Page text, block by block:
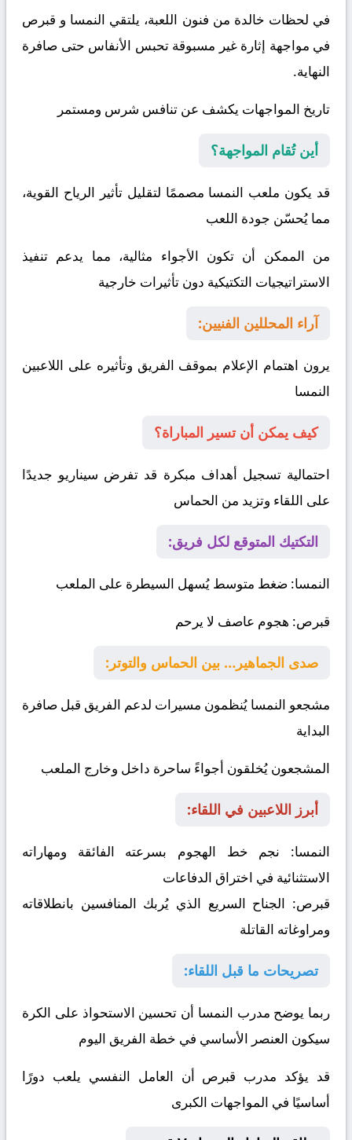
في لحظات خالدة من فنون اللعبة، يلتقي النمسا و قبرص
في مواجهة إثارة غير مسبوقة تحبس الأنفاس حتى صافرة
النهاية.
تاريخ المواجهات يكشف عن تنافس شرس ومستمر
أين تُقام المواجهة؟
قد يكون ملعب النمسا مصممًا لتقليل تأثير الرياح القوية،
مما يُحسّن جودة اللعب
من الممكن أن تكون الأجواء مثالية، مما يدعم تنفيذ
الاستراتيجيات التكتيكية دون تأثيرات خارجية
آراء المحللين الفنيين:
يرون اهتمام الإعلام بموقف الفريق وتأثيره على اللاعبين
النمسا
كيف يمكن أن تسير المباراة؟
احتمالية تسجيل أهداف مبكرة قد تفرض سيناريو جديدًا
على اللقاء وتزيد من الحماس
التكتيك المتوقع لكل فريق:
النمسا: ضغط متوسط يُسهل السيطرة على الملعب
قبرص: هجوم عاصف لا يرحم
صدى الجماهير… بين الحماس والتوتر:
مشجعو النمسا يُنظمون مسيرات لدعم الفريق قبل صافرة
البداية
المشجعون يُخلقون أجواءً ساحرة داخل وخارج الملعب
أبرز اللاعبين في اللقاء:
النمسا: نجم خط الهجوم بسرعته الفائقة ومهاراته
الاستثنائية في اختراق الدفاعات
قبرص: الجناح السريع الذي يُربك المنافسين بانطلاقاته
ومراوغاته القاتلة
تصريحات ما قبل اللقاء:
ربما يوضح مدرب النمسا أن تحسين الاستحواذ على الكرة
سيكون العنصر الأساسي في خطة الفريق اليوم
قد يؤكد مدرب قبرص أن العامل النفسي يلعب دورًا
أساسيًا في المواجهات الكبرى